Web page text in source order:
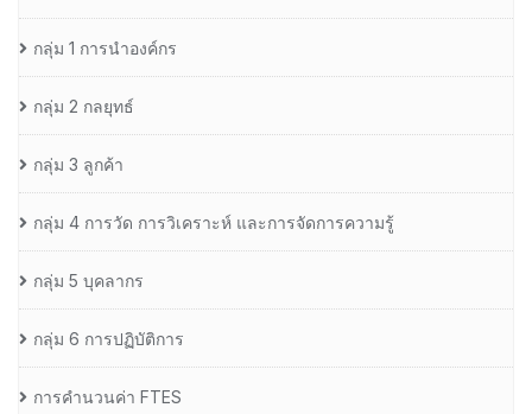
กลุ่ม 1 การนำองค์กร
กลุ่ม 2 กลยุทธ์
กลุ่ม 3 ลูกค้า
กลุ่ม 4 การวัด การวิเคราะห์ และการจัดการความรู้
กลุ่ม 5 บุคลากร
กลุ่ม 6 การปฏิบัติการ
การคำนวนค่า FTES